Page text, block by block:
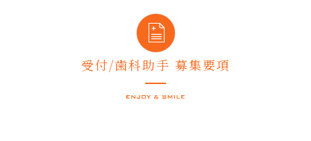
受付/歯科助手 募集要項